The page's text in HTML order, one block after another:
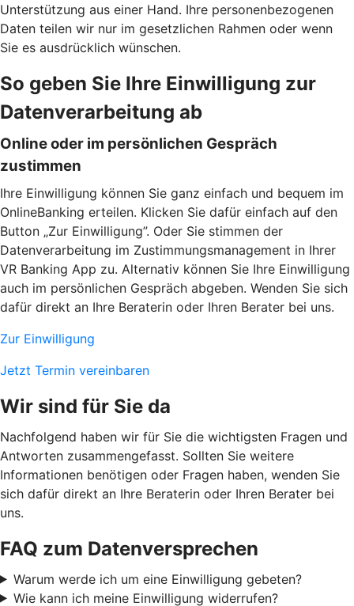
Unterstützung aus einer Hand. Ihre personenbezogenen
Daten teilen wir nur im gesetzlichen Rahmen oder wenn
Sie es ausdrücklich wünschen.
So geben Sie Ihre Einwilligung zur
Datenverarbeitung ab
Online oder im persönlichen Gespräch
zustimmen
Ihre Einwilligung können Sie ganz einfach und bequem im
OnlineBanking erteilen. Klicken Sie dafür einfach auf den
Button „Zur Einwilligung”. Oder Sie stimmen der
Datenverarbeitung im Zustimmungsmanagement in Ihrer
VR Banking App zu. Alternativ können Sie Ihre Einwilligung
auch im persönlichen Gespräch abgeben. Wenden Sie sich
dafür direkt an Ihre Beraterin oder Ihren Berater bei uns.
Zur Einwilligung
Jetzt Termin vereinbaren
Wir sind für Sie da
Nachfolgend haben wir für Sie die wichtigsten Fragen und
Antworten zusammengefasst. Sollten Sie weitere
Informationen benötigen oder Fragen haben, wenden Sie
sich dafür direkt an Ihre Beraterin oder Ihren Berater bei
uns.
FAQ zum Datenversprechen
Warum werde ich um eine Einwilligung gebeten?
Wie kann ich meine Einwilligung widerrufen?